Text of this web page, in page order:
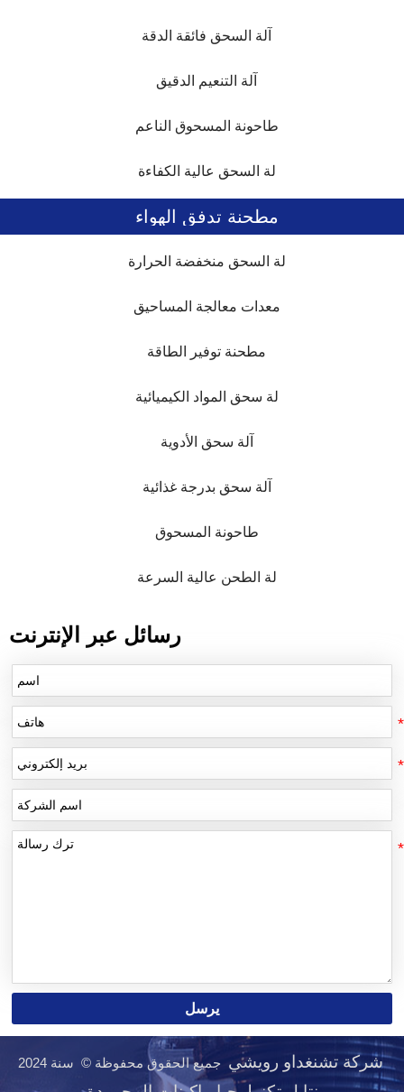
آلة السحق فائقة الدقة
آلة التنعيم الدقيق
طاحونة المسحوق الناعم
لة السحق عالية الكفاءة
مطحنة تدفق الهواء
لة السحق منخفضة الحرارة
معدات معالجة المساحيق
مطحنة توفير الطاقة
لة سحق المواد الكيميائية
آلة سحق الأدوية
آلة سحق بدرجة غذائية
طاحونة المسحوق
لة الطحن عالية السرعة
رسائل عبر الإنترنت
يرسل
شركة تشنغداو رويشي